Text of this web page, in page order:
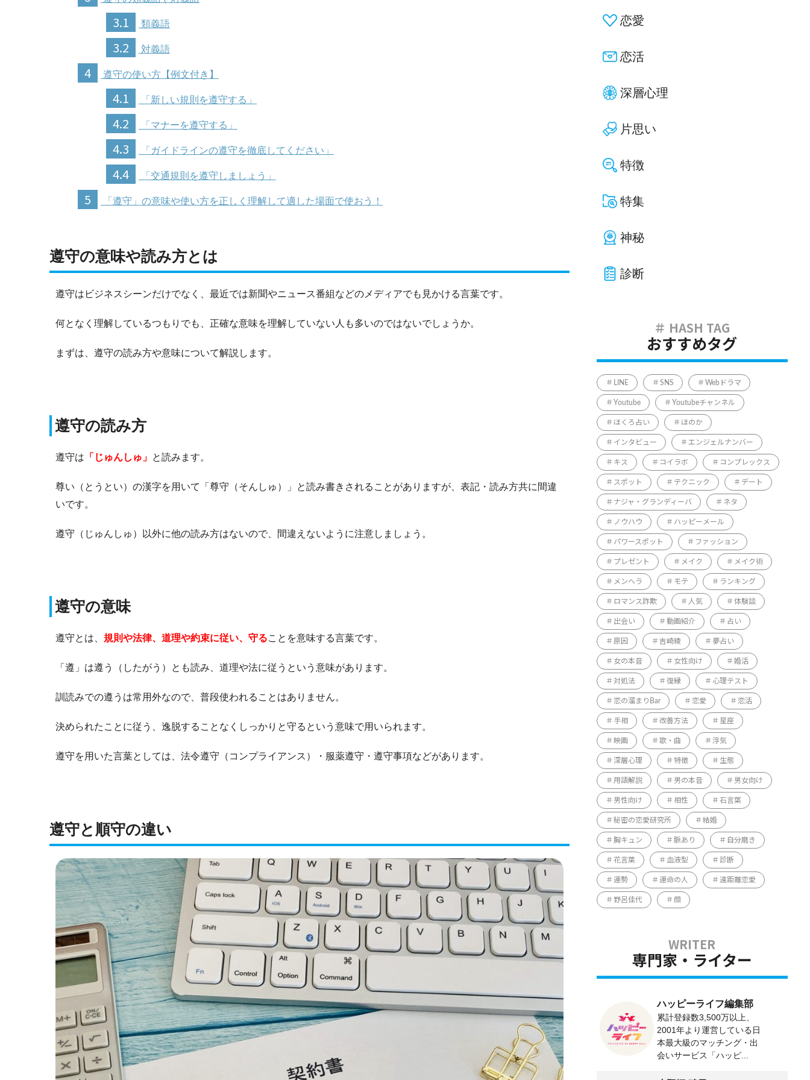
3.1 類義語
3.2 対義語
4 遵守の使い方【例文付き】
4.1 「新しい規則を遵守する」
4.2 「マナーを遵守する」
4.3 「ガイドラインの遵守を徹底してください」
4.4 「交通規則を遵守しましょう」
5 「遵守」の意味や使い方を正しく理解して適した場面で使おう！
遵守の意味や読み方とは
遵守はビジネスシーンだけでなく、最近では新聞やニュース番組などのメディアでも見かける言葉です。
何となく理解しているつもりでも、正確な意味を理解していない人も多いのではないでしょうか。
まずは、遵守の読み方や意味について解説します。
遵守の読み方
遵守は 「じゅんしゅ」 と読みます。
尊い（とうとい）の漢字を用いて「尊守（そんしゅ）」と読み書きされることがありますが、表記・読み方共に間違
いです。
遵守（じゅんしゅ）以外に他の読み方はないので、間違えないように注意しましょう。
遵守の意味
遵守とは、 規則や法律、道理や約束に従い、守ることを意味する言葉です。
「遵」は遵う（したがう）とも読み、道理や法に従うという意味があります。
訓読みでの遵うは常用外なので、普段使われることはありません。
決められたことに従う、逸脱することなくしっかりと守るという意味で用いられます。
遵守を用いた言葉としては、法令遵守（コンプライアンス）・服薬遵守・遵守事項などがあります。
遵守と順守の違い
恋愛
恋活
深層心理
片思い
特徴
特集
神秘
診断
おすすめタグ
LINE SNS Webドラマ
Youtube Youtubeチャンネル
ほくろ占い ほのか
インタビュー エンジェルナンバー
キス コイラボ コンプレックス
スポット テクニック デート
ナジャ・グランディーバ ネタ
ノウハウ ハッピーメール
パワースポット ファッション
プレゼント メイク メイク術
メンヘラ モテ ランキング
ロマンス詐欺 人気 体験談
出会い 動画紹介 占い
原因 吉崎綾 夢占い
女の本音 女性向け 婚活
対処法 復縁 心理テスト
恋の溜まりBar 恋愛 恋活
手相 改善方法 星座
映画 歌・曲 浮気
深層心理 特徴 生態
用語解説 男の本音 男女向け
男性向け 相性 石言葉
秘密の恋愛研究所 結婚
胸キュン 脈あり 自分磨き
花言葉 血液型 診断
運勢 運命の人 遠距離恋愛
野呂佳代 顔
専門家・ライター
ハッピーライフ編集部
累計登録数3,500万以上、
2001年より運営している日
本最大級のマッチング・出
会いサービス「ハッピ...